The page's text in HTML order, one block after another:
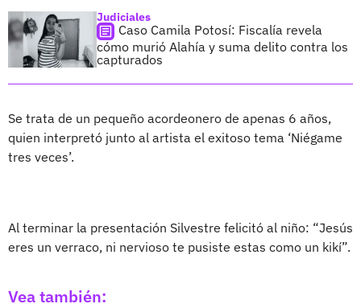
Judiciales
Caso Camila Potosí: Fiscalía revela
cómo murió Alahía y suma delito contra los
capturados
Se trata de un pequeño acordeonero de apenas 6 años,
quien interpretó junto al artista el exitoso tema ‘Niégame
tres veces’.
Al terminar la presentación Silvestre felicitó al niño: “Jesús
eres un verraco, ni nervioso te pusiste estas como un kikí”.
Vea también: